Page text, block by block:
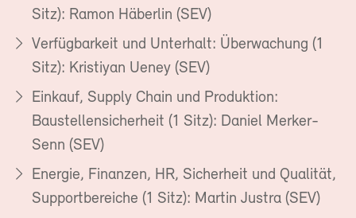
Sitz): Ramon Häberlin (SEV)
Verfügbarkeit und Unterhalt: Überwachung (1
Sitz): Kristiyan Ueney (SEV)
Einkauf, Supply Chain und Produktion:
Baustellensicherheit (1 Sitz): Daniel Merker-
Senn (SEV)
Energie, Finanzen, HR, Sicherheit und Qualität,
Supportbereiche (1 Sitz): Martin Justra (SEV)